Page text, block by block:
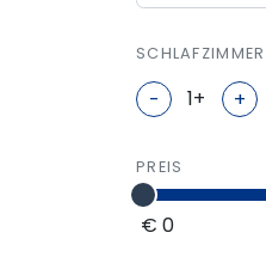
SCHLAFZIMMER
- +
PREIS
€ 0